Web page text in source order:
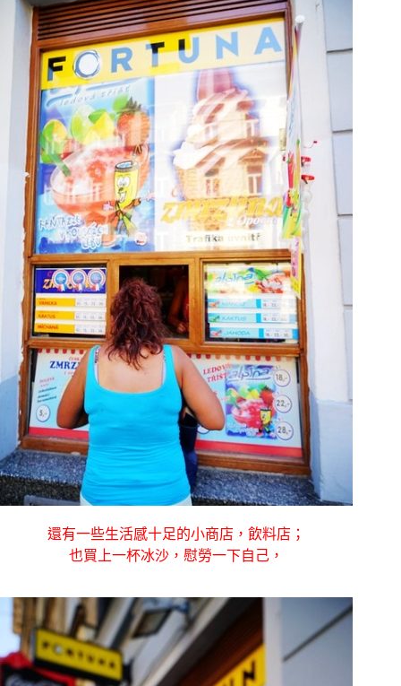
還有一些生活感十足的小商店，飲料店；
也買上一杯冰沙，慰勞一下自己，